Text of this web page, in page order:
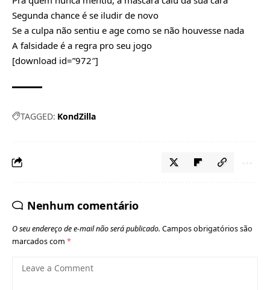
Segunda chance é se iludir de novo
Se a culpa não sentiu e age como se não houvesse nada
A falsidade é a regra pro seu jogo
[download id=”972″]
TAGGED: KondZilla
Nenhum comentário
O seu endereço de e-mail não será publicado. Campos obrigatórios são
marcados com *